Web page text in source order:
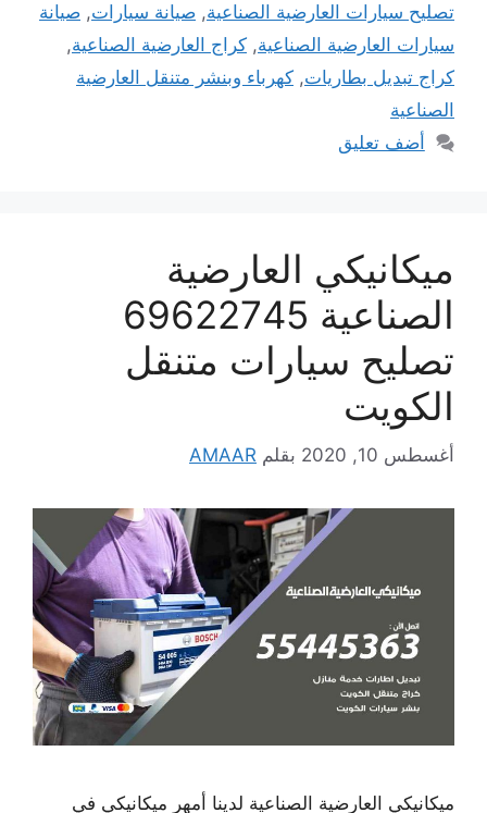
تصليح سيارات العارضية الصناعية, صيانة سيارات, صيانة
سيارات العارضية الصناعية, كراج العارضية الصناعية,
كراج تبديل بطاريات, كهرباء وبنشر متنقل العارضية
الصناعية
أضف تعليق
ميكانيكي العارضية
الصناعية 69622745
تصليح سيارات متنقل
الكويت
أغسطس 10, 2020 بقلم AMAAR
ميكانيكي العارضية الصناعية لدينا أمهر ميكانيكي في